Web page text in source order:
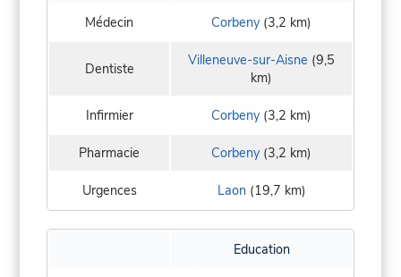
Médecin Corbeny (3,2 km)
Dentiste Villeneuve-sur-Aisne (9,5
km)
Infirmier Corbeny (3,2 km)
Pharmacie Corbeny (3,2 km)
Urgences Laon(19,7 km)
Education